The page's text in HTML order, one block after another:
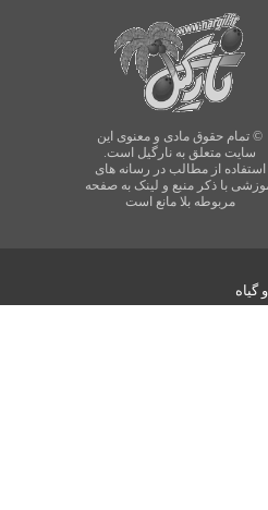
© تمام حقوق مادی و معنوی این
سایت متعلق به نارگیل است.
استفاده از مطالب در رسانه های
با ذکر منبع و لینک به صفحه
مربوطه بلا مانع است